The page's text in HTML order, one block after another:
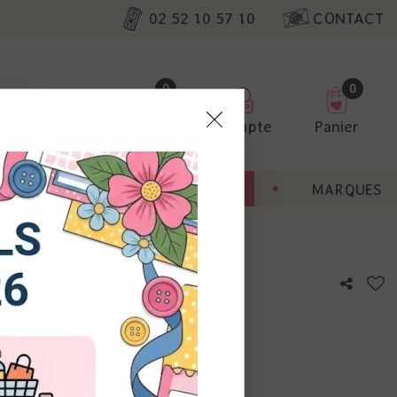
02 52 10 57 10 CONTACT
0
Compte
0
Panier
BONNES AFFAIRES MARQUES
avis !
nos
non
Vous
à droite